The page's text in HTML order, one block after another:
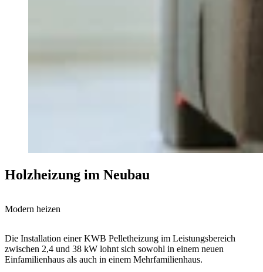
Holzheizung im Neubau
Modern heizen
Die Installation einer KWB Pelletheizung im Leistungsbereich
zwischen 2,4 und 38 kW lohnt sich sowohl in einem neuen
Einfamilienhaus als auch in einem Mehrfamilienhaus.